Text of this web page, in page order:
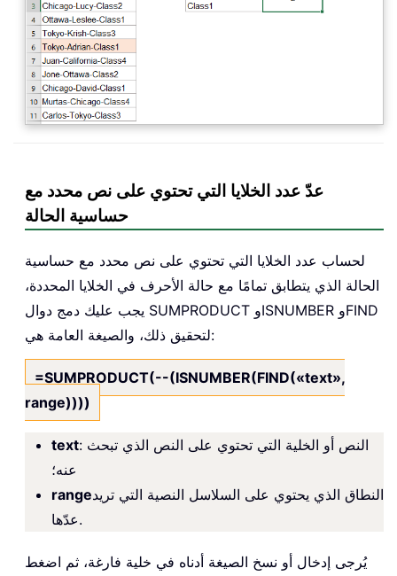
عدّ عدد الخلايا التي تحتوي على نص محدد مع
حساسية الحالة
لحساب عدد الخلايا التي تحتوي على نص محدد مع حساسية
الحالة الذي يتطابق تمامًا مع حالة الأحرف في الخلايا المحددة،
يجب عليك دمج دوال SUMPRODUCT وISNUMBER وFIND
لتحقيق ذلك، والصيغة العامة هي:
=SUMPRODUCT(--(ISNUMBER(FIND(«text»,
range))))
text: النص أو الخلية التي تحتوي على النص الذي تبحث
عنه؛
rangeالنطاق الذي يحتوي على السلاسل النصية التي تريد
عدّها.
يُرجى إدخال أو نسخ الصيغة أدناه في خلية فارغة، ثم اضغط